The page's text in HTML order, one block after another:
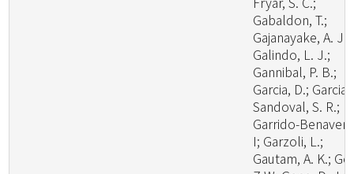
Gabaldon, T.;
Gajanayake, A. J.;
Galindo, L. J.;
Gannibal, P. B.;
Garcia, D.; Garcia-
Sandoval, S. R.;
Garrido-
I; Garzoli, L.;
Gautam, A. K.; Ge,